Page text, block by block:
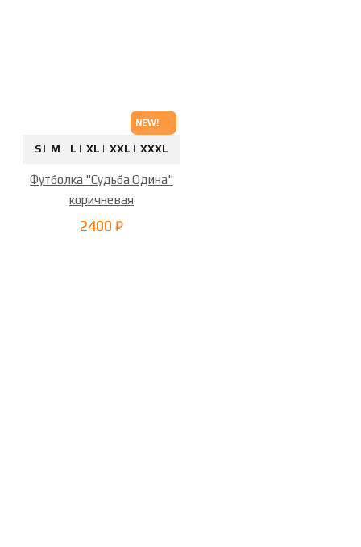
NEW!
S | M | L | XL | XXL | XXXL
Футболка "Судьба Одина"
коричневая
2400 ₽